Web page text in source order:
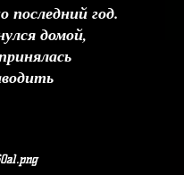
последний год.
домой,